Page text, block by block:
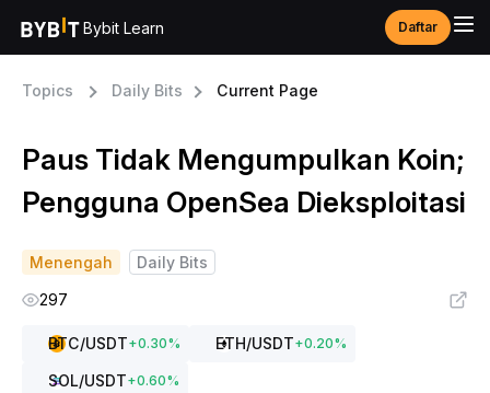
Bybit Learn Daftar
Topics Daily Bits Current Page
Paus Tidak Mengumpulkan Koin;
Pengguna OpenSea Dieksploitasi
Menengah
Daily Bits
297
BTC/USDT+0.30% ETH/USDT+0.20%
SOL/USDT+0.60%